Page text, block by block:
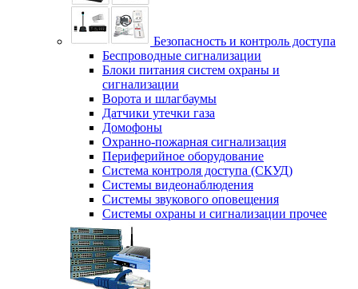
Безопасность и контроль доступа
Беспроводные сигнализации
Блоки питания систем охраны и
сигнализации
Ворота и шлагбаумы
Датчики утечки газа
Домофоны
Охранно-пожарная сигнализация
Периферийное оборудование
Система контроля доступа (СКУД)
Системы видеонаблюдения
Системы звукового оповещения
Системы охраны и сигнализации прочее